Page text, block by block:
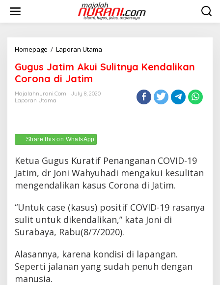
content
Homepage / Laporan Utama
Akui
Gugus Jatim Akui Sulitnya Kendalikan
Corona di Jatim
Majalahnurani.com
July 8, 2020
Laporan Utama
Share this on WhatsApp
Ketua Gugus Kuratif Penanganan COVID-19
Jatim, dr Joni Wahyuhadi mengakui kesulitan
mengendalikan kasus Corona di Jatim.
“Untuk case (kasus) positif COVID-19 rasanya
sulit untuk dikendalikan,” kata Joni di
Surabaya, Rabu(8/7/2020).
Alasannya, karena kondisi di lapangan.
Seperti jalanan yang sudah penuh dengan
manusia.